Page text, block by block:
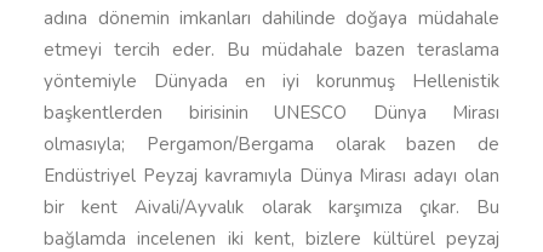
adına dönemin imkanları dahilinde doğaya müdahale
etmeyi tercih eder. Bu müdahale bazen teraslama
yöntemiyle Dünyada en iyi korunmuş Hellenistik
başkentlerden birisinin UNESCO Dünya Mirası
olmasıyla; Pergamon/Bergama olarak bazen de
Endüstriyel Peyzaj kavramıyla Dünya Mirası adayı olan
bir kent Aivali/Ayvalık olarak karşımıza çıkar. Bu
bağlamda incelenen iki kent, bizlere kültürel peyzaj